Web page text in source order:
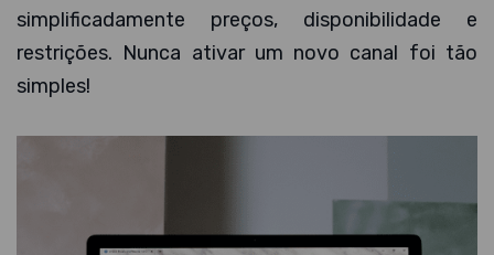
simplificadamente preços, disponibilidade e
restrições. Nunca ativar um novo canal foi tão
simples!